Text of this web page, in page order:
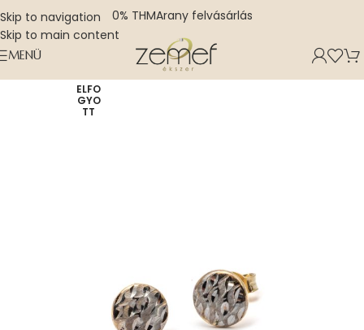
Skip to navigation
Skip to main content
0% THMArany felvásárlás
MENÜ
ELFO
GYO
TT